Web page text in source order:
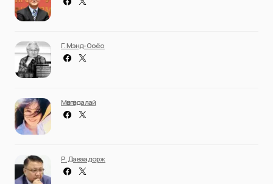
Г. Мэнд-Ооёо
Мөнгөндалай
Р. Даваадорж